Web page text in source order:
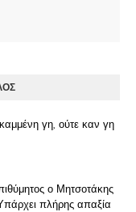
γη, ούτε καν γη
ο Μητσοτάκης
πλήρης απαξία